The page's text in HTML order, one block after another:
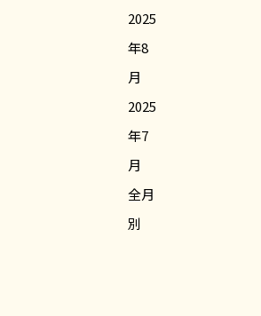
2025
年8
月
2025
年7
月
全月
別